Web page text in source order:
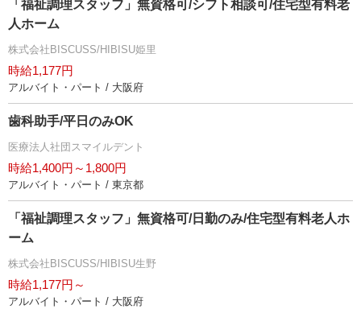
「福祉調理スタッフ」無資格可/シフト相談可/住宅型有料老
人ホーム
株式会社BISCUSS/HIBISU姫里
時給1,177円
アルバイト・パート / 大阪府
歯科助手/平日のみOK
医療法人社団スマイルデント
時給1,400円～1,800円
アルバイト・パート / 東京都
「福祉調理スタッフ」無資格可/日勤のみ/住宅型有料老人ホ
ーム
株式会社BISCUSS/HIBISU生野
時給1,177円～
アルバイト・パート / 大阪府